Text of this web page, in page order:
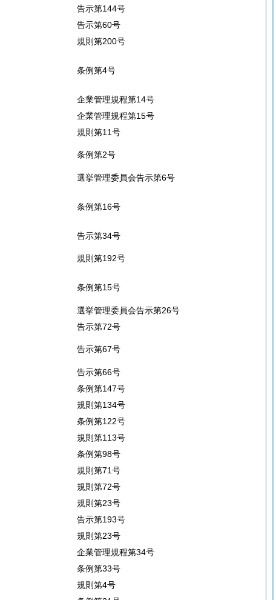
告示第144号
告示第60号
規則第200号
条例第4号
企業管理規程第14号
企業管理規程第15号
規則第11号
条例第2号
選挙管理委員会告示第6号
条例第16号
告示第34号
規則第192号
条例第15号
選挙管理委員会告示第26号
告示第72号
告示第67号
告示第66号
条例第147号
規則第134号
条例第122号
規則第113号
条例第98号
規則第71号
規則第72号
規則第23号
告示第193号
規則第23号
企業管理規程第34号
条例第33号
規則第4号